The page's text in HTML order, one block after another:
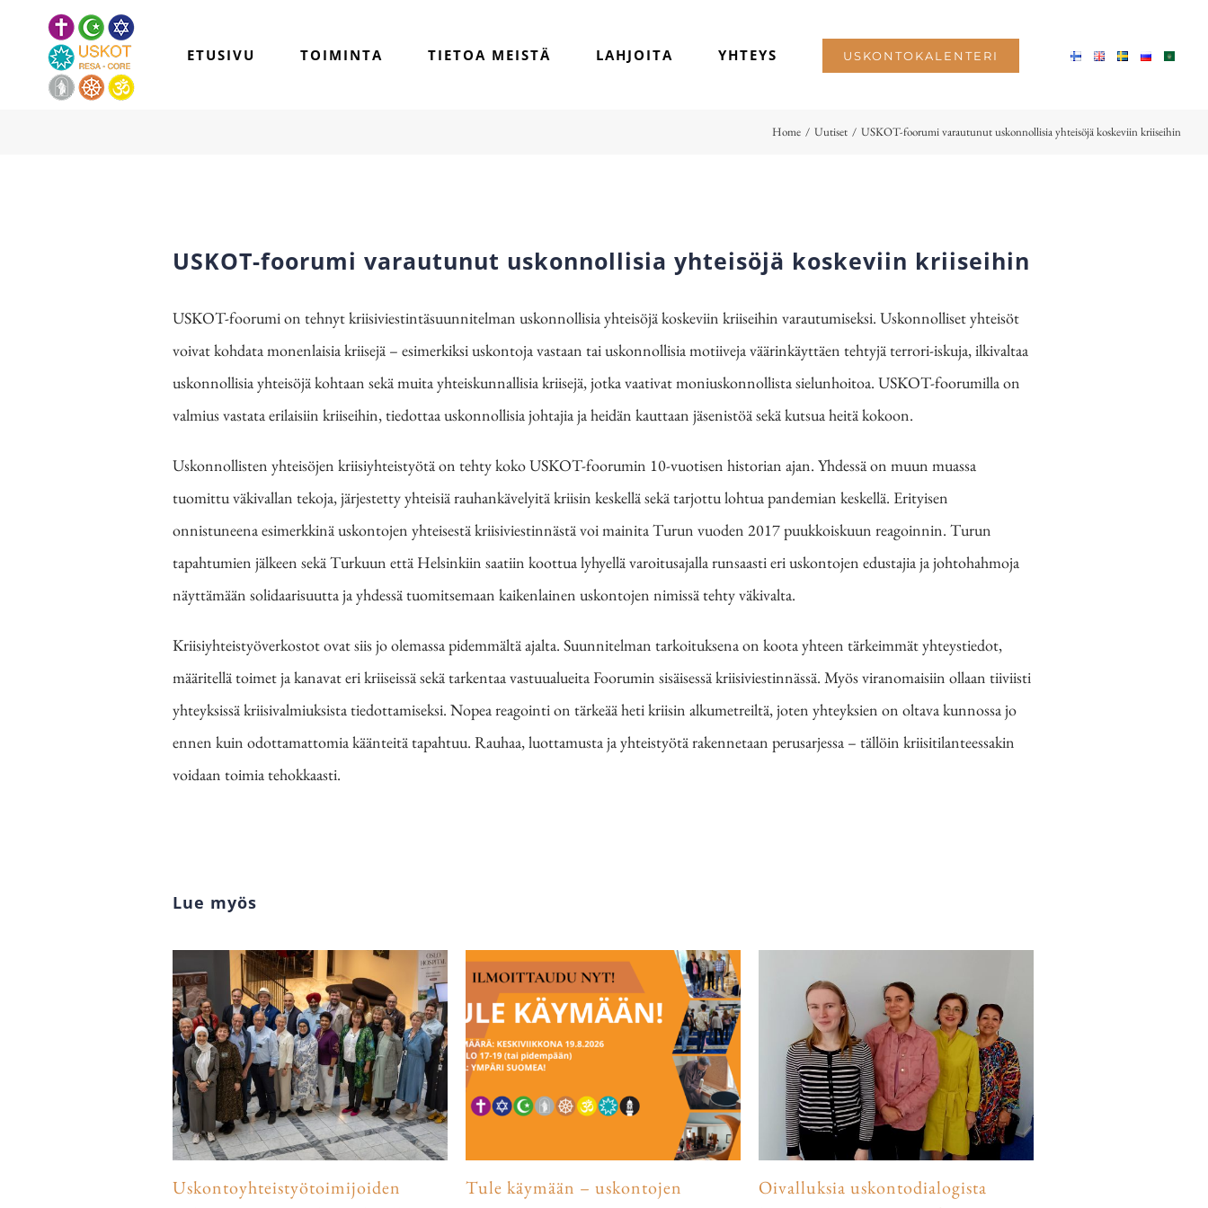
ETUSIVU TOIMINTA TIETOA MEISTÄ LAHJOITA YHTEYS USKONTOKALENTERI
Home / Uutiset / USKOT-foorumi varautunut uskonnollisia yhteisöjä koskeviin kriiseihin
USKOT-foorumi varautunut uskonnollisia yhteisöjä koskeviin kriiseihin
USKOT-foorumi on tehnyt kriisiviestintäsuunnitelman uskonnollisia yhteisöjä koskeviin kriiseihin varautumiseksi. Uskonnolliset yhteisöt
voivat kohdata monenlaisia kriisejä – esimerkiksi uskontoja vastaan tai uskonnollisia motiiveja väärinkäyttäen tehtyjä terrori-iskuja, ilkivaltaa
uskonnollisia yhteisöjä kohtaan sekä muita yhteiskunnallisia kriisejä, jotka vaativat moniuskonnollista sielunhoitoa. USKOT-foorumilla on
valmius vastata erilaisiin kriiseihin, tiedottaa uskonnollisia johtajia ja heidän kauttaan jäsenistöä sekä kutsua heitä kokoon.
Uskonnollisten yhteisöjen kriisiyhteistyötä on tehty koko USKOT-foorumin 10-vuotisen historian ajan. Yhdessä on muun muassa
tuomittu väkivallan tekoja, järjestetty yhteisiä rauhankävelyitä kriisin keskellä sekä tarjottu lohtua pandemian keskellä. Erityisen
onnistuneena esimerkkinä uskontojen yhteisestä kriisiviestinnästä voi mainita Turun vuoden 2017 puukkoiskuun reagoinnin. Turun
tapahtumien jälkeen sekä Turkuun että Helsinkiin saatiin koottua lyhyellä varoitusajalla runsaasti eri uskontojen edustajia ja johtohahmoja
näyttämään solidaarisuutta ja yhdessä tuomitsemaan kaikenlainen uskontojen nimissä tehty väkivalta.
Kriisiyhteistyöverkostot ovat siis jo olemassa pidemmältä ajalta. Suunnitelman tarkoituksena on koota yhteen tärkeimmät yhteystiedot,
määritellä toimet ja kanavat eri kriiseissä sekä tarkentaa vastuualueita Foorumin sisäisessä kriisiviestinnässä. Myös viranomaisiin ollaan tiiviisti
yhteyksissä kriisivalmiuksista tiedottamiseksi. Nopea reagointi on tärkeää heti kriisin alkumetreiltä, joten yhteyksien on oltava kunnossa jo
ennen kuin odottamattomia käänteitä tapahtuu. Rauhaa, luottamusta ja yhteistyötä rakennetaan perusarjessa – tällöin kriisitilanteessakin
voidaan toimia tehokkaasti.
Lue myös
Uskontoyhteistyötoimijoiden
Tule käymään – uskontojen
Oivalluksia uskontodialogista